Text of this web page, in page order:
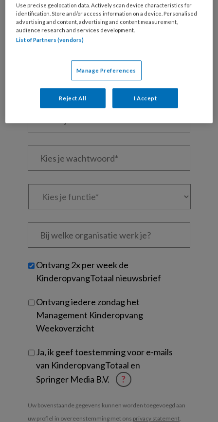
Wil je dit artikel lezen?
Maak gratis een account aan en lees 2
Al een account of abonnement?
Wat
Kies
Kies
Bij
welke
je?
Untitled
Ontvang 2x per week de
KinderopvangTotaal nieuwsbrief
Ontvang iedere zondag het
Management Kinderopvang
Weekoverzicht
Ja, ik geef toestemming voor e-mails
van KinderopvangTotaal en
Springer Media B.V.
?
Uw bovenstaande gegevens kunnen worden toegevoegd aan
uw profiel in overeenstemming met ons privacy statement.
Use precise geolocation data. Actively scan device characteristics for
identification. Store and/or access information on a device. Personalised
advertising and content, advertising and content measurement,
audience research and services development.
List of Partners (vendors)
Manage Preferences
Reject All I Accept